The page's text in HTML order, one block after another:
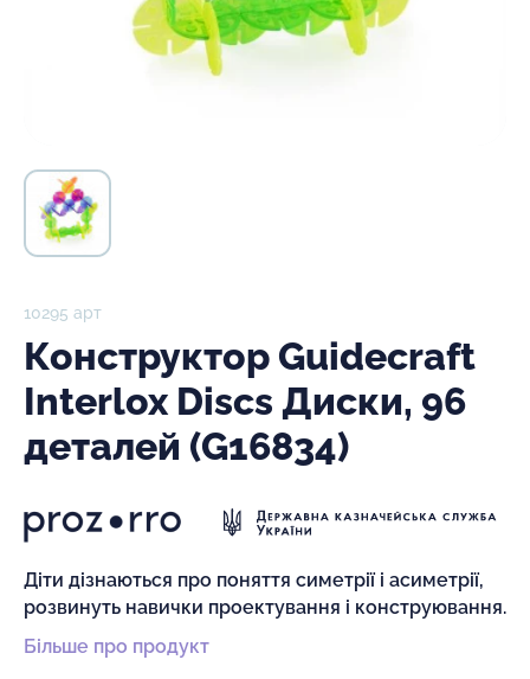
10295 арт
Конструктор Guidecraft
Interlox Discs Диски, 96
деталей (G16834)
Діти дізнаються про поняття симетрії і асиметрії,
розвинуть навички проектування і конструювання.
Більше про продукт